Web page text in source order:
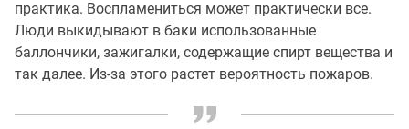
практика. Воспламениться может практически все.
Люди выкидывают в баки использованные
баллончики, зажигалки, содержащие спирт вещества и
так далее. Из-за этого растет вероятность пожаров.